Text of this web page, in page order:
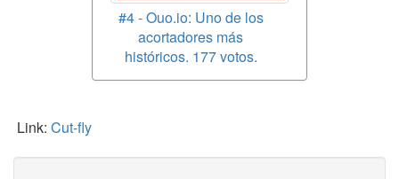
#4 - Ouo.io: Uno de los
acortadores más
históricos. 177 votos.
Link: Cut-fly